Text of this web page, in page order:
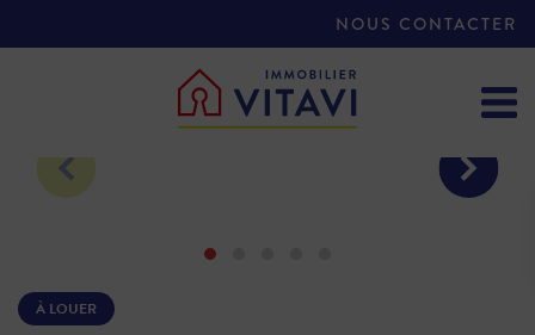
NOUS CONTACTER
À LOUER